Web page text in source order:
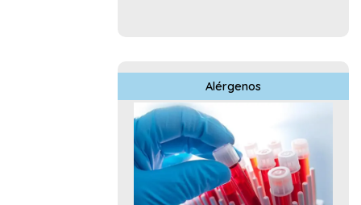
Alérgenos